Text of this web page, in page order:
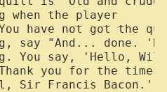
when the player
have not got the
say "And... done.
You say, 'Hello,
you for the time
Sir Francis Bacon.'"